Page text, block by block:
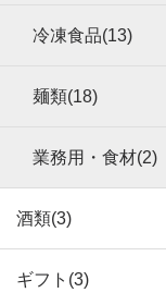
冷凍食品(13)
麺類(18)
業務用・食材(2)
酒類(3)
ギフト(3)